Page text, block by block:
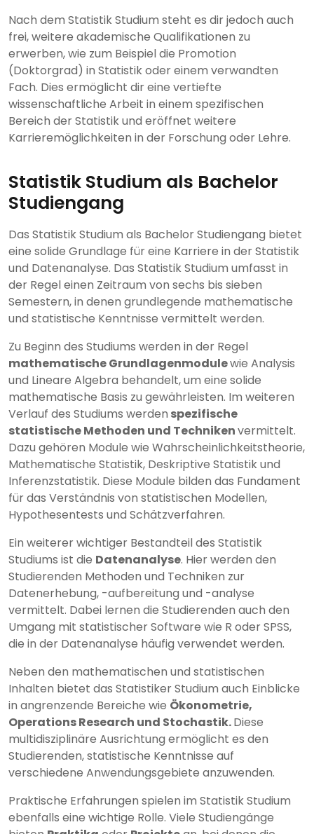
Nach dem Statistik Studium steht es dir jedoch auch
frei, weitere akademische Qualifikationen zu
erwerben, wie zum Beispiel die Promotion
(Doktorgrad) in Statistik oder einem verwandten
Fach. Dies ermöglicht dir eine vertiefte
wissenschaftliche Arbeit in einem spezifischen
Bereich der Statistik und eröffnet weitere
Karrieremöglichkeiten in der Forschung oder Lehre.
Statistik Studium als Bachelor
Studiengang
Das Statistik Studium als Bachelor Studiengang bietet
eine solide Grundlage für eine Karriere in der Statistik
und Datenanalyse. Das Statistik Studium umfasst in
der Regel einen Zeitraum von sechs bis sieben
Semestern, in denen grundlegende mathematische
und statistische Kenntnisse vermittelt werden.
Zu Beginn des Studiums werden in der Regel
mathematische Grundlagenmodulewie Analysis
und Lineare Algebra behandelt, um eine solide
mathematische Basis zu gewährleisten. Im weiteren
Verlauf des Studiums werden spezifische
statistische Methoden und Technikenvermittelt.
Dazu gehören Module wie Wahrscheinlichkeitstheorie,
Mathematische Statistik, Deskriptive Statistik und
Inferenzstatistik. Diese Module bilden das Fundament
für das Verständnis von statistischen Modellen,
Hypothesentests und Schätzverfahren.
Ein weiterer wichtiger Bestandteil des Statistik
Studiums ist die Datenanalyse. Hier werden den
Studierenden Methoden und Techniken zur
Datenerhebung, -aufbereitung und -analyse
vermittelt. Dabei lernen die Studierenden auch den
Umgang mit statistischer Software wie R oder SPSS,
die in der Datenanalyse häufig verwendet werden.
Neben den mathematischen und statistischen
Inhalten bietet das Statistiker Studium auch Einblicke
in angrenzende Bereiche wie Ökonometrie,
Operations Research und Stochastik.Diese
multidisziplinäre Ausrichtung ermöglicht es den
Studierenden, statistische Kenntnisse auf
verschiedene Anwendungsgebiete anzuwenden.
Praktische Erfahrungen spielen im Statistik Studium
ebenfalls eine wichtige Rolle. Viele Studiengänge